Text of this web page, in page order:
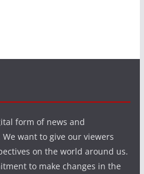
form of news and
want to give our viewers
on the world around us.
to make changes in the